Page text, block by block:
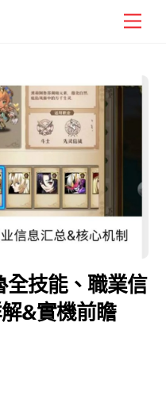
全技能、職業信
&實機前瞻